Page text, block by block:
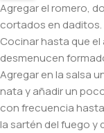
Agregar el romero,
cortados en daditos.
Cocinar hasta que
desmenucen
Agregar en la salsa
nata y añadir un
con frecuencia
la sartén del fuego y